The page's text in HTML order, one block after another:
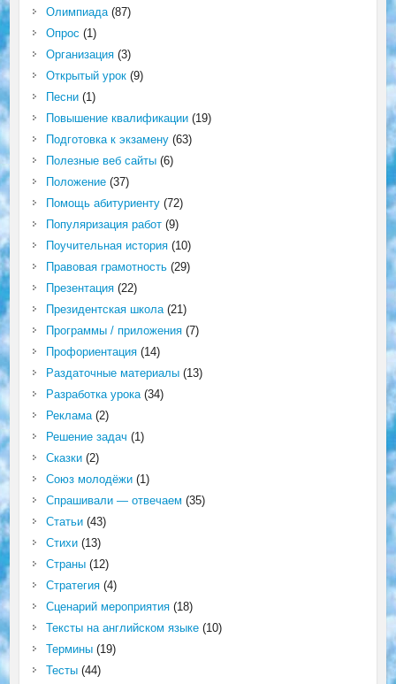
Олимпиада(87)
Опрос (1)
Организация(3)
Открытый урок(9)
Песни(1)
Повышение квалификации(19)
Подготовка к экзамену(63)
Полезные веб сайты(6)
Положение(37)
Помощь абитуриенту(72)
Популяризация работ(9)
Поучительная история(10)
Правовая грамотность(29)
Презентация(22)
Президентская школа(21)
Программы / приложения(7)
Профориентация(14)
Раздаточные материалы(13)
Разработка урока(34)
Реклама(2)
Решение задач (1)
Сказки(2)
Союз молодёжи(1)
Спрашивали — отвечаем (35)
Статьи(43)
Стихи(13)
Страны(12)
Стратегия(4)
Сценарий мероприятия(18)
Тексты на английском языке(10)
Термины(19)
Тесты(44)